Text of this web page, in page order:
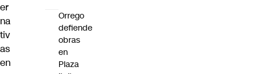
er
na
tiv
as
en
Orrego
defiende
obras
en
Plaza